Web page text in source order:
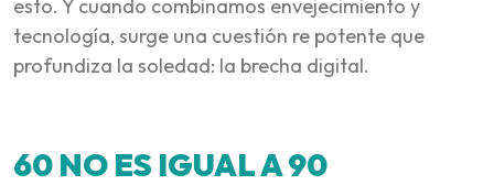
esto. Y cuando combinamos envejecimiento y
tecnología, surge una cuestión re potente que
profundiza la soledad: la brecha digital.
60 NO ES IGUAL A 90